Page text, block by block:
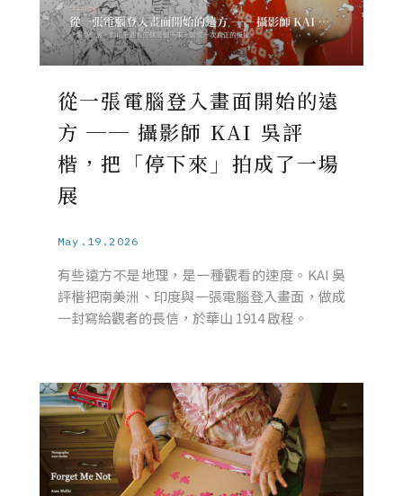
從一張電腦登入畫面開始的遠
方 ── 攝影師 KAI 吳評
楷，把「停下來」拍成了一場
展
May.19.2026
有些遠方不是地理，是一種觀看的速度。KAI 吳
評楷把南美洲、印度與一張電腦登入畫面，做成
一封寫給觀者的長信，於華山 1914 啟程。